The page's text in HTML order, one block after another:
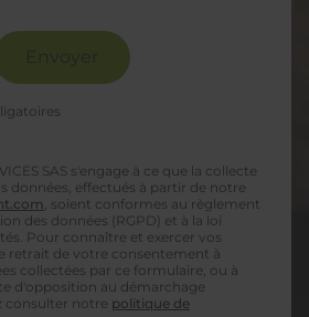
SAS s'engage à ce que la collecte
données, effectués à partir de notre
, soient conformes au règlement
des données (RGPD) et à la loi
Pour connaître et exercer vos
retrait de votre consentement à
collectées par ce formulaire, ou à
d'opposition au démarchage
consulter notre politique de